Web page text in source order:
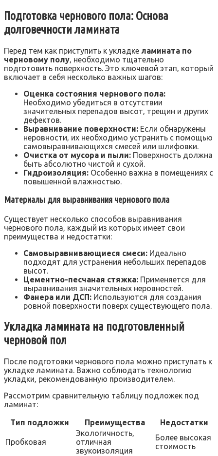
Подготовка чернового пола: Основа
долговечности ламината
Перед тем как приступить к укладке ламината по
черновому полу‚ необходимо тщательно
подготовить поверхность. Это ключевой этап‚ который
включает в себя несколько важных шагов:
Оценка состояния чернового пола:
Необходимо убедиться в отсутствии
значительных перепадов высот‚ трещин и других
дефектов.
Выравнивание поверхности: Если обнаружены
неровности‚ их необходимо устранить с помощью
самовыравнивающихся смесей или шлифовки.
Очистка от мусора и пыли: Поверхность должна
быть абсолютно чистой и сухой.
Гидроизоляция: Особенно важна в помещениях с
повышенной влажностью.
Материалы для выравнивания чернового пола
Существует несколько способов выравнивания
чернового пола‚ каждый из которых имеет свои
преимущества и недостатки:
Самовыравнивающиеся смеси: Идеально
подходят для устранения небольших перепадов
высот.
Цементно-песчаная стяжка: Применяется для
выравнивания значительных неровностей.
Фанера или ДСП: Используются для создания
ровной поверхности поверх существующего пола.
Укладка ламината на подготовленный
черновой пол
После подготовки чернового пола можно приступать к
укладке ламината. Важно соблюдать технологию
укладки‚ рекомендованную производителем.
Рассмотрим сравнительную таблицу подложек под
ламинат:
Тип подложки Преимущества Недостатки
Пробковая
Экологичность‚
отличная
звукоизоляция
Более высокая
стоимость